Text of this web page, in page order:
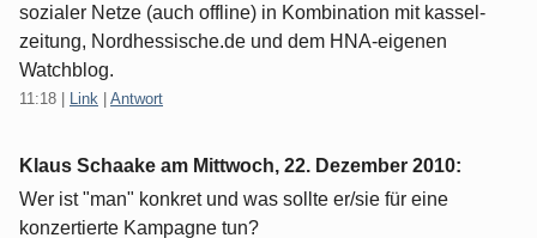
sozialer Netze (auch offline) in Kombination mit kassel-
zeitung, Nordhessische.de und dem HNA-eigenen
Watchblog.
11:18 Link Antwort
Klaus Schaake am Mittwoch, 22. Dezember 2010:
Wer ist "man" konkret und was sollte er/sie für eine
konzertierte Kampagne tun?